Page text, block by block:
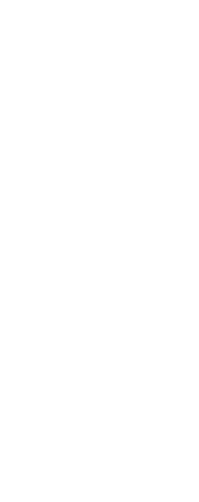
et de l’Étoile